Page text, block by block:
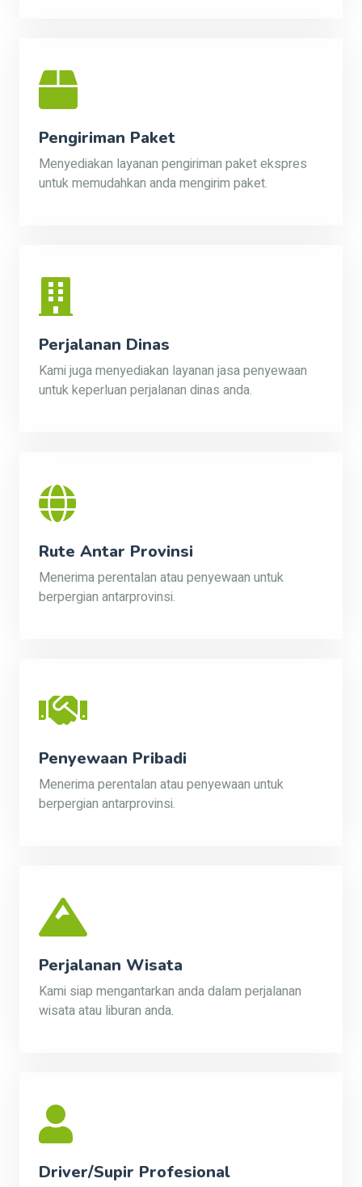
Pengiriman Paket
Menyediakan layanan pengiriman paket ekspres
untuk memudahkan anda mengirim paket.
Perjalanan Dinas
Kami juga menyediakan layanan jasa penyewaan
untuk keperluan perjalanan dinas anda.
Rute Antar Provinsi
Menerima perentalan atau penyewaan untuk
berpergian antarprovinsi.
Penyewaan Pribadi
Menerima perentalan atau penyewaan untuk
berpergian antarprovinsi.
Perjalanan Wisata
Kami siap mengantarkan anda dalam perjalanan
wisata atau liburan anda.
Driver/Supir Profesional